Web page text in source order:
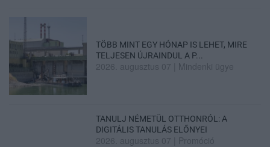
TÖBB MINT EGY HÓNAP IS LEHET, MIRE
TELJESEN ÚJRAINDUL A P...
2026. augusztus 07 Mindenki ügye
TANULJ NÉMETÜL OTTHONRÓL: A
DIGITÁLIS TANULÁS ELŐNYEI
2026. augusztus 07 Promóció